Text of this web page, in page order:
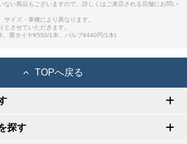
ない商品もございますので、詳しくはご来店される店舗にお問い
サイズ・車種により異なります。
させていただきます。
廃タイヤ¥550/1本、バルブ¥440円/1本)
TOPへ戻る
探す